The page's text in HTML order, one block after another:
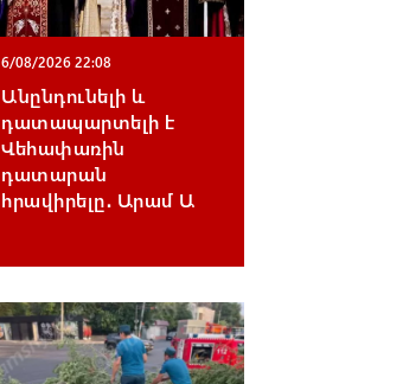
6/08/2026 22:08
Անընդունելի և
դատապարտելի է
Վեհափառին
դատարան
հրավիրելը․ Արամ Ա